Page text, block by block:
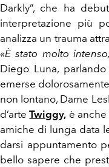
Darkly”, che ha
interpretazione più
analizza un trauma
«È stato molto
Diego Luna,
emerse
non lontano, Dame
d’arteTwiggy, è
amiche di lunga data
darsi appuntamento
bello sapere che